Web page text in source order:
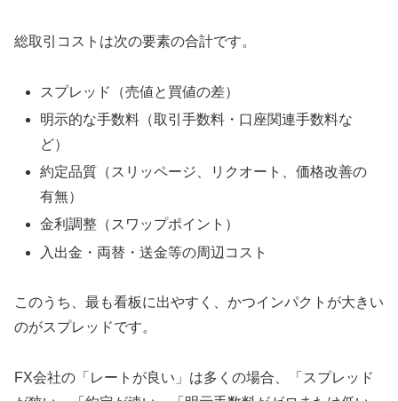
総取引コストは次の要素の合計です。
スプレッド（売値と買値の差）
明示的な手数料（取引手数料・口座関連手数料な
ど）
約定品質（スリッページ、リクオート、価格改善の
有無）
金利調整（スワップポイント）
入出金・両替・送金等の周辺コスト
このうち、最も看板に出やすく、かつインパクトが大きい
のがスプレッドです。
FX会社の「レートが良い」は多くの場合、「スプレッド